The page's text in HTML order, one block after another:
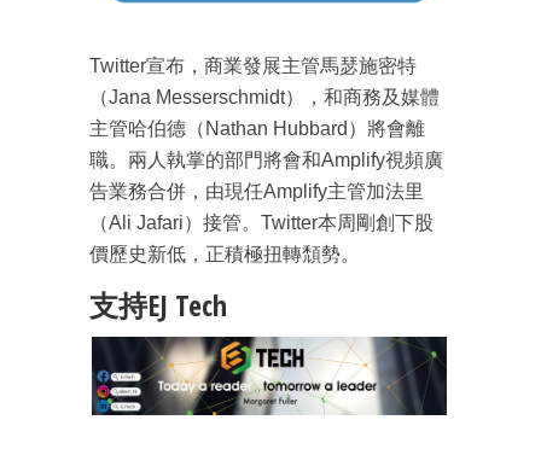
Twitter宣布，商業發展主管馬瑟施密特
（Jana Messerschmidt），和商務及媒體
主管哈伯德（Nathan Hubbard）將會離
職。兩人執掌的部門將會和Amplify視頻廣
告業務合併，由現任Amplify主管加法里
（Ali Jafari）接管。Twitter本周剛創下股
價歷史新低，正積極扭轉頹勢。
支持EJ Tech